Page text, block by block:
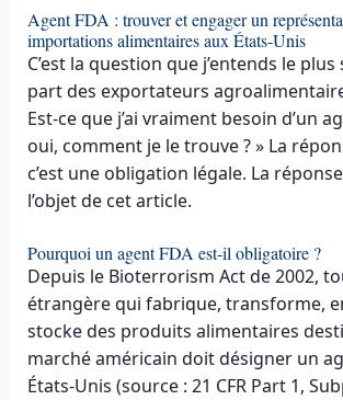
Agent FDA : trouver et engager un
importations alimentaires aux États-Unis
C’est la question que j’entends le
part des exportateurs
Est-ce que j’ai vraiment besoin d’un
oui, comment je le trouve ? » La
c’est une obligation légale. La
l’objet de cet article.
Pourquoi un agent FDA est-il obligatoire ?
Depuis le Bioterrorism Act de 2002,
étrangère qui fabrique, transforme,
stocke des produits alimentaires
marché américain doit désigner un
États-Unis (source : 21 CFR Part 1,